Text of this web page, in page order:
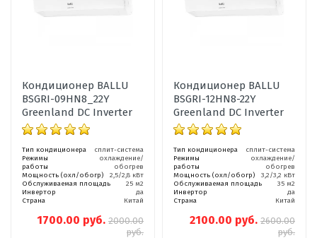
Кондиционер BALLU
BSGRI-09HN8_22Y
Greenland DC Inverter
Тип кондиционера
сплит-система
Режимы
работы
охлаждение/
обогрев
Мощность (охл/обогр)
2,5/2,8 кВт
Обслуживаемая площадь
25 м2
Инвертор
да
Страна
Китай
1700.00 руб. 2000.00
руб.
Кондиционер BALLU
BSGRI-12HN8-22Y
Greenland DC Inverter
Тип кондиционера
сплит-система
Режимы
работы
охлаждение/
обогрев
Мощность (охл/обогр)
3,2/3,2 кВт
Обслуживаемая площадь
35 м2
Инвертор
да
Страна
Китай
2100.00 руб. 2600.00
руб.